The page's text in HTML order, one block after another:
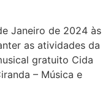
Janeiro de 2024 às
as atividades da
gratuito Cida
– Música e